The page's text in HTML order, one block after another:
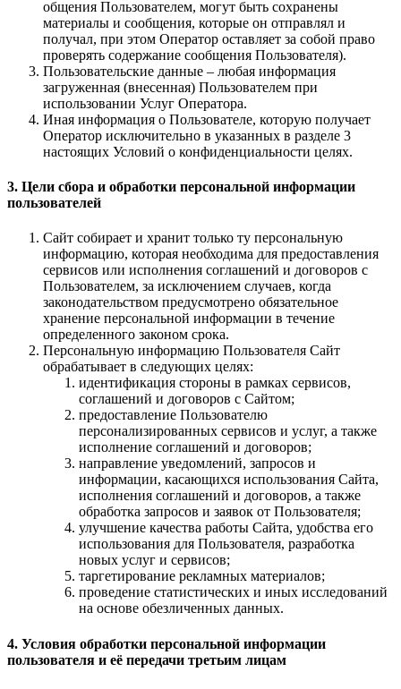
общения Пользователем, могут быть сохранены
материалы и сообщения, которые он отправлял и
получал, при этом Оператор оставляет за собой право
проверять содержание сообщения Пользователя).
Пользовательские данные – любая информация
загруженная (внесенная) Пользователем при
использовании Услуг Оператора.
Иная информация о Пользователе, которую получает
Оператор исключительно в указанных в разделе 3
настоящих Условий о конфиденциальности целях.
3. Цели сбора и обработки персональной информации
пользователей
Сайт собирает и хранит только ту персональную
информацию, которая необходима для предоставления
сервисов или исполнения соглашений и договоров с
Пользователем, за исключением случаев, когда
законодательством предусмотрено обязательное
хранение персональной информации в течение
определенного законом срока.
Персональную информацию Пользователя Сайт
обрабатывает в следующих целях:
идентификация стороны в рамках сервисов,
соглашений и договоров с Сайтом;
предоставление Пользователю
персонализированных сервисов и услуг, а также
исполнение соглашений и договоров;
направление уведомлений, запросов и
информации, касающихся использования Сайта,
исполнения соглашений и договоров, а также
обработка запросов и заявок от Пользователя;
улучшение качества работы Сайта, удобства его
использования для Пользователя, разработка
новых услуг и сервисов;
таргетирование рекламных материалов;
проведение статистических и иных исследований
на основе обезличенных данных.
4. Условия обработки персональной информации
пользователя и её передачи третьим лицам